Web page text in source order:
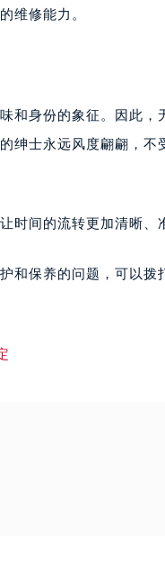
维修能力。
和身份的象征。因此，
绅士永远风度翩翩，不
时间的流转更加清晰、
和保养的问题，可以拨